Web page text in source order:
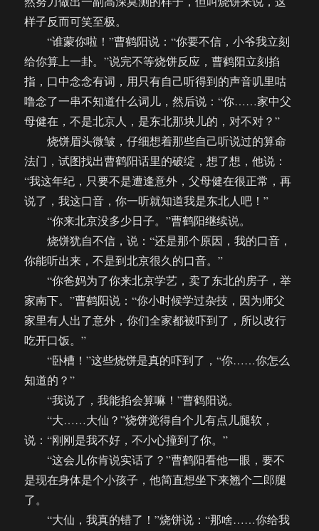
样子反而可笑至极。
“谁蒙你啦！”曹鹤阳说：“你要不信，小爷我立刻
给你算上一卦。”说完不等烧饼反应，曹鹤阳立刻掐
指，口中念念有词，用只有自己听得到的声音叽里咕
噜念了一串不知道什么词儿，然后说：“你……家中父
母健在，不是北京人，是东北那块儿的，对不对？”
烧饼眉头微皱，仔细想着那些自己听说过的算命
法门，试图找出曹鹤阳话里的破绽，想了想，他说：
“我这年纪，只要不是遭逢意外，父母健在很正常，再
说了，我这口音，你一听就知道我是东北人吧！”
“你来北京没多少日子。”曹鹤阳继续说。
烧饼犹自不信，说：“还是那个原因，我的口音，
你能听出来，不是到北京很久的口音。”
“你爸妈为了你来北京学艺，卖了东北的房子，举
家南下。”曹鹤阳说：“你小时候学过杂技，因为师父
家里有人出了意外，你们全家都被吓到了，所以改行
吃开口饭。”
“卧槽！”这些烧饼是真的吓到了，“你……你怎么
知道的？”
“我说了，我能掐会算嘛！”曹鹤阳说。
“大……大仙？”烧饼觉得自个儿有点儿腿软，
说：“刚刚是我不好，不小心撞到了你。”
“这会儿你肯说实话了？”曹鹤阳看他一眼，要不
是现在身体是个小孩子，他简直想坐下来翘个二郎腿
了。
“大仙，我真的错了！”烧饼说：“那啥……你给我